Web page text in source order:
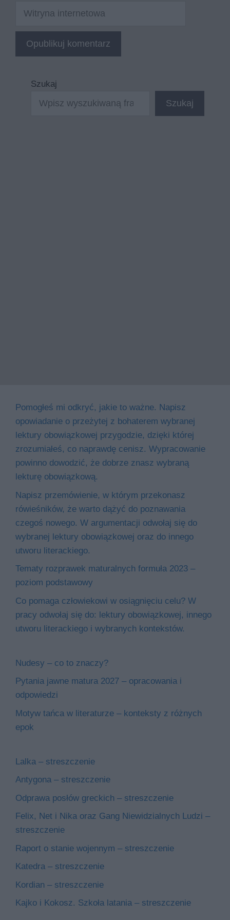
Witryna
Szukaj
Szukaj
Pomogłeś mi odkryć, jakie to ważne. Napisz
opowiadanie o przeżytej z bohaterem wybranej
lektury obowiązkowej przygodzie, dzięki której
zrozumiałeś, co naprawdę cenisz. Wypracowanie
powinno dowodzić, że dobrze znasz wybraną
lekturę obowiązkową.
Napisz przemówienie, w którym przekonasz
rówieśników, że warto dążyć do poznawania
czegoś nowego. W argumentacji odwołaj się do
wybranej lektury obowiązkowej oraz do innego
utworu literackiego.
Tematy rozprawek maturalnych formuła 2023 –
poziom podstawowy
Co pomaga człowiekowi w osiągnięciu celu? W
pracy odwołaj się do: lektury obowiązkowej, innego
utworu literackiego i wybranych kontekstów.
Nudesy – co to znaczy?
Pytania jawne matura 2027 – opracowania i
odpowiedzi
Motyw tańca w literaturze – konteksty z różnych
epok
Lalka – streszczenie
Antygona – streszczenie
Odprawa posłów greckich – streszczenie
Felix, Net i Nika oraz Gang Niewidzialnych Ludzi –
streszczenie
Raport o stanie wojennym – streszczenie
Katedra – streszczenie
Kordian – streszczenie
Kajko i Kokosz. Szkoła latania – streszczenie